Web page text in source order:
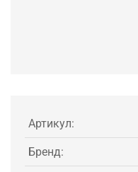
Артикул:
Бренд: